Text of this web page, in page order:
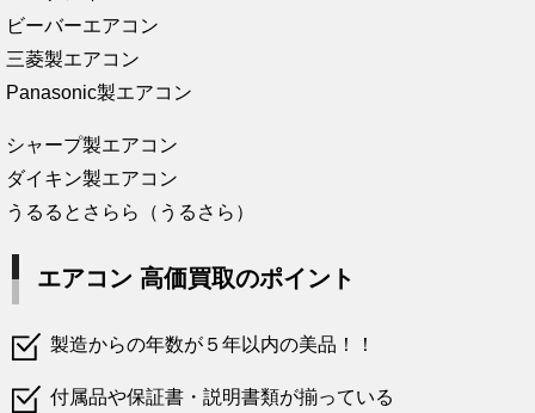
ビーバーエアコン
三菱製エアコン
Panasonic製エアコン
シャープ製エアコン
ダイキン製エアコン
うるるとさらら（うるさら）
エアコン 高価買取のポイント
製造からの年数が５年以内の美品！！
付属品や保証書・説明書類が揃っている